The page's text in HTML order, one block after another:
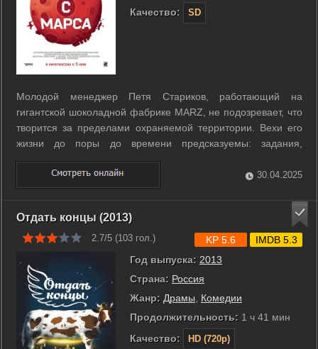
Качество:
SD
Молодой менеджер Петя Стариков, работающий на
гигантской шоколадной фабрике MARZ, не подозревает, что
творится за пределами охраняемой территории. Вехи его
жизни до поры до времени предсказуемы: задания,
поощрения, защиты проектов. Но вот на героя
обрушивается шквал неприятностей, удивительных
совпадений и удач. С угона машины – такой же, как у ...
30.04.2025
Отдать концы (2013)
2.7/5 (103 гол.)
Год выпуска: 2013
Страна: Россия
Жанр: Драмы
Комедии
Продолжительность: 1 ч 41 мин
Качество:
HD (720p)
KP 5.6 IMDB 5.3